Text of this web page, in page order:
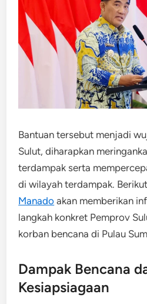
Bantuan tersebut menjadi
Sulut, diharapkan
terdampak serta
di wilayah terdampak.
Manado akan memberikan
langkah konkret Pemprov
korban bencana di Pulau
Dampak Bencana
Kesiapsiagaan